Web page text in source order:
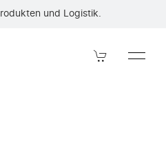
NIRO-Edelstahl-Verbindung
und Logistik.